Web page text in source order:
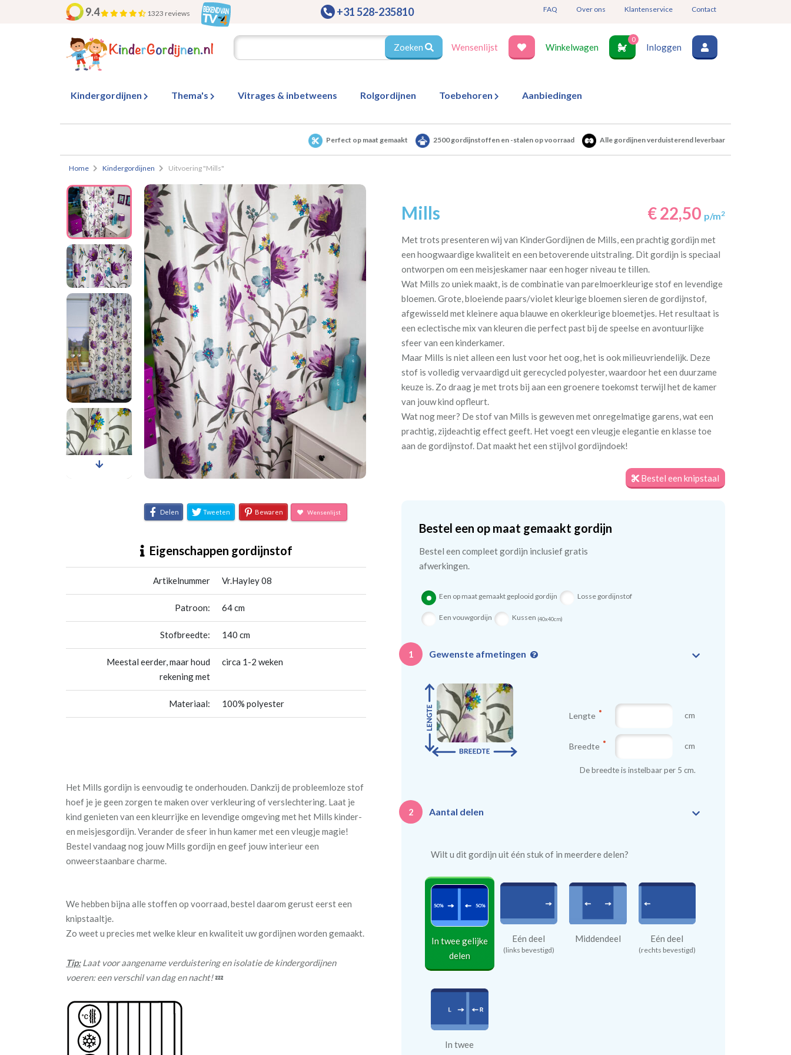
9.4 1323 reviews +31 528-235810 FAQ Over ons Klantenservice Contact
Zoeken Wensenlijst Winkelwagen
0
Inloggen
Kindergordijnen Thema's Vitrages & inbetweens Rolgordijnen Toebehoren Aanbiedingen
Perfect op maat gemaakt 2500 gordijnstoffen en -stalen op voorraad Alle gordijnen verduisterend leverbaar
Home Kindergordijnen Uitvoering "Mills"
Delen Tweeten Bewaren Wensenlijst
Eigenschappen gordijnstof
Artikelnummer Vr.Hayley 08
Patroon: 64 cm
Stofbreedte: 140 cm
Meestal eerder, maar houd
rekening met
circa 1-2 weken
Materiaal: 100% polyester
Het Mills gordijn is eenvoudig te onderhouden. Dankzij de probleemloze stof
hoef je je geen zorgen te maken over verkleuring of verslechtering. Laat je
kind genieten van een kleurrijke en levendige omgeving met het Mills kinder-
en meisjesgordijn. Verander de sfeer in hun kamer met een vleugje magie!
Bestel vandaag nog jouw Mills gordijn en geef jouw interieur een
onweerstaanbare charme.
We hebben bijna alle stoffen op voorraad, bestel daarom gerust eerst een
knipstaaltje.
Zo weet u precies met welke kleur en kwaliteit uw gordijnen worden gemaakt.
Tip:Laat voor aangename verduistering en isolatie de kindergordijnen
voeren: een verschil van dag en nacht!💤
Mills € 22,50 p/m2
Met trots presenteren wij van KinderGordijnen de Mills, een prachtig gordijn met
een hoogwaardige kwaliteit en een betoverende uitstraling. Dit gordijn is speciaal
ontworpen om een meisjeskamer naar een hoger niveau te tillen.
Wat Mills zo uniek maakt, is de combinatie van parelmoerkleurige stof en levendige
bloemen. Grote, bloeiende paars/violet kleurige bloemen sieren de gordijnstof,
afgewisseld met kleinere aqua blauwe en okerkleurige bloemetjes. Het resultaat is
een eclectische mix van kleuren die perfect past bij de speelse en avontuurlijke
sfeer van een kinderkamer.
Maar Mills is niet alleen een lust voor het oog, het is ook milieuvriendelijk. Deze
stof is volledig vervaardigd uit gerecycled polyester, waardoor het een duurzame
keuze is. Zo draag je met trots bij aan een groenere toekomst terwijl het de kamer
van jouw kind opfleurt.
Wat nog meer? De stof van Mills is geweven met onregelmatige garens, wat een
prachtig, zijdeachtig effect geeft. Het voegt een vleugje elegantie en klasse toe
aan de gordijnstof. Dat maakt het een stijlvol gordijndoek!
Bestel een knipstaal
Bestel een op maat gemaakt gordijn
Bestel een compleet gordijn inclusief gratis
afwerkingen.
Een op maat gemaakt geplooid gordijn Losse gordijnstof
Een vouwgordijn Kussen (40x40cm)
1 Gewenste afmetingen
Lengte cm
Breedte cm
De breedte is instelbaar per 5 cm.
2 Aantal delen
Wilt u dit gordijn uit één stuk of in meerdere delen?
In twee gelijke
delen
Eén deel
(links bevestigd)
Middendeel Eén deel
(rechts bevestigd)
In twee